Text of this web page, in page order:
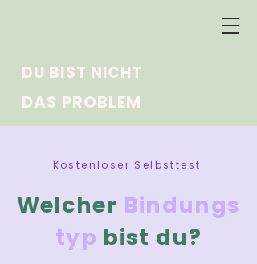
DU BIST NICHT
DAS PROBLEM
Kostenloser Selbsttest
Welcher Bindungs
typ bist du?